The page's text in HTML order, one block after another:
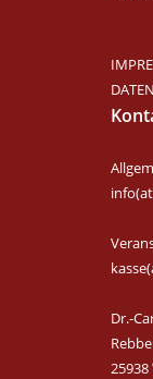
Dr.-